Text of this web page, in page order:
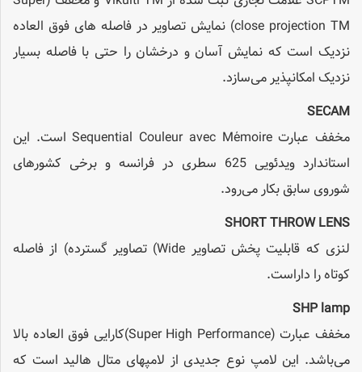
close projection TM) نمایش تصاویر در فاصله های فوق العاده
نزدیک است که نمایش آسان و درخشان را حتی با فاصله بسیار
نزدیک امکانپذیر می‌سازد.
SECAM
مخفف عبارت Sequential Couleur avec Mémoire است. این
استاندارد ویدئویی 625 سطری در فرانسه و برخی کشورهای
شوروی سابق بکار می‌رود.
SHORT THROW LENS
لنزی که قابلیت پخش تصاویر Wide) تصاویر گسترده) از فاصله
کوتاه را داراست.
SHP lamp
مخفف عبارت (Super High Performance)کارایی فوق العاده بالا
می‌باشد. این لامپ نوع جدیدی از لامپهای متال هالید است که